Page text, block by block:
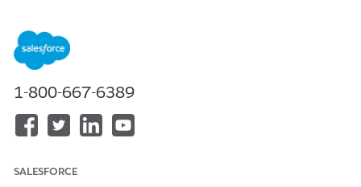
cancelación.
Verificar configuración de permisos de funciones de
noticias en tiempo real
Para cancelar la ejecución de trabajos de ETL o gestionar
archivos de noticias en tiempo real, asegúrese de que el
permiso Cancelar para la función Noticias en tiempo real
Desactivar o volver a activar una noticia en tiempo real de
1-800-667-6389
SALESFORCE